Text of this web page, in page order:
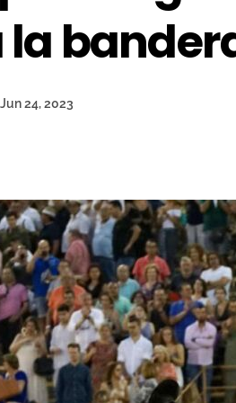
Jun 24, 2023